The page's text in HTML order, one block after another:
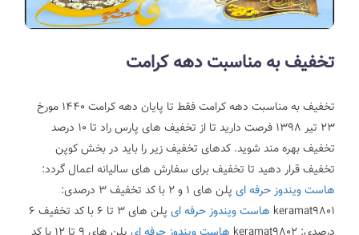
تخفیف به مناسبت دهه کرامت
تخفیف به مناسبت دهه کرامت
فقط تا پایان دهه کرامت 1440 مورخ
23 تیر 1398 فرصت دارید تا از تخفیف های پارس راد تا 10 درصد
تخفیف بهره مند شوید. کدهای تخفیف زیر را باید در بخش کوپن
تخفیف قرار دهید تا تخفیف برای سفارش های سالیانه اعمال گردد:
هاست ویندوز حرفه ای
پلن های 1 و 2 با کد تخفیف 3 درصدی:
keramat9801 هاست ویندوز حرفه ای
پلن های 3 تا 6 با کد تخفیف 6